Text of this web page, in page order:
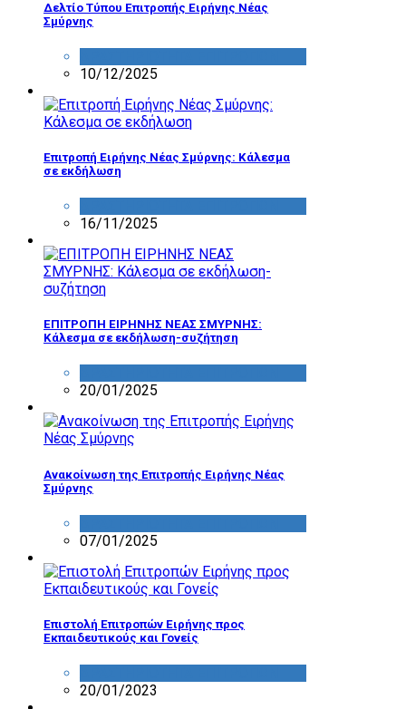
Δελτίο Τύπου Επιτροπής Ειρήνης Νέας
Σμύρνης
10/12/2025
Επιτροπή Ειρήνης Νέας Σμύρνης: Κάλεσμα
σε εκδήλωση
16/11/2025
ΕΠΙΤΡΟΠΗ ΕΙΡΗΝΗΣ ΝΕΑΣ ΣΜΥΡΝΗΣ:
Κάλεσμα σε εκδήλωση-συζήτηση
20/01/2025
Ανακοίνωση της Επιτροπής Ειρήνης Νέας
Σμύρνης
07/01/2025
Επιστολή Επιτροπών Ειρήνης προς
Εκπαιδευτικούς και Γονείς
20/01/2023